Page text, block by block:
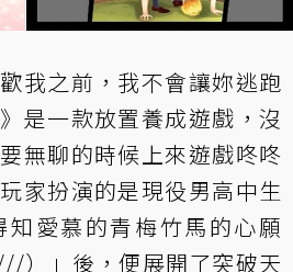
我之前，我不會讓妳逃跑
是一款放置養成遊戲，沒
無聊的時候上來遊戲咚咚
家扮演的是現役男高中生
知愛慕的青梅竹馬的心願
）」後，便展開了突破天